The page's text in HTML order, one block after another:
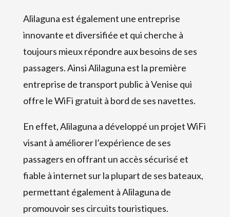
Alilaguna est également une entreprise
innovante et diversifiée et qui cherche à
toujours mieux répondre aux besoins de ses
passagers. Ainsi Alilaguna est la première
entreprise de transport public à Venise qui
offre le WiFi gratuit à bord de ses navettes.
En effet, Alilaguna a développé un projet WiFi
visant à améliorer l’expérience de ses
passagers en offrant un accès sécurisé et
fiable à internet sur la plupart de ses bateaux,
permettant également à Alilaguna de
promouvoir ses circuits touristiques.